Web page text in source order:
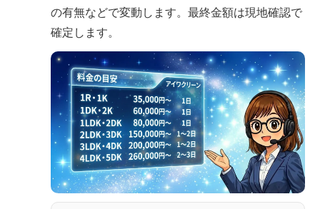
の有無などで変動します。最終金額は現地確認で
確定します。